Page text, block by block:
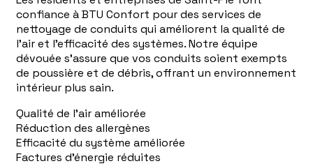
confiance à BTU Confort pour des services de
nettoyage de conduits qui améliorent la qualité de
l'air et l'efficacité des systèmes. Notre équipe
dévouée s'assure que vos conduits soient exempts
de poussière et de débris, offrant un environnement
intérieur plus sain.
Qualité de l'air améliorée
Réduction des allergènes
Efficacité du système améliorée
Factures d'énergie réduites